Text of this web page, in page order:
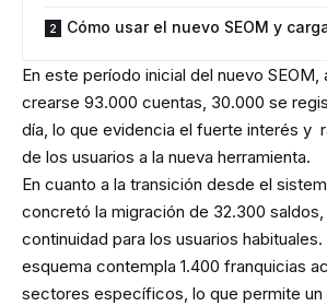
Cómo usar el nuevo SEOM y
En este período inicial del nuevo SEOM,
crearse 93.000 cuentas, 30.000 se
día, lo que evidencia el fuerte interés y
de los usuarios a la nueva herramienta.
En cuanto a la transición desde el
concretó la migración de 32.300 saldos,
continuidad para los usuarios
esquema contempla 1.400 franquicias
sectores específicos, lo que permite un